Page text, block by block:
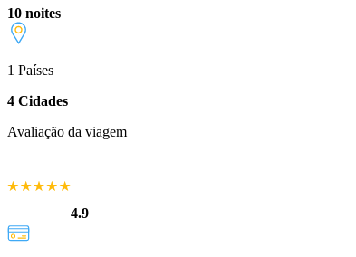
10 noites
1 Países
4 Cidades
Avaliação da viagem
4.9